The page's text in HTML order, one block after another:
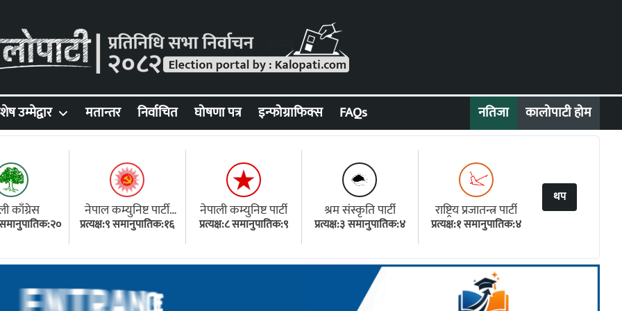
नतिजा कालोपाटी होम
उम्मेद्वार मतान्तर निर्वाचित घोषणा पत्र इन्फोग्राफिक्स FAQs
काँग्रेस
समानुपातिक:२०
नेपाल कम्युनिष्ट पार्टी
(एमाले)
प्रत्यक्ष:९ समानुपातिक:१६
नेपाली कम्युनिष्ट पार्टी
प्रत्यक्ष:८ समानुपातिक:९
श्रम संस्कृति पार्टी
प्रत्यक्ष:३ समानुपातिक:४
राष्ट्रिय प्रजातन्त्र पार्टी
प्रत्यक्ष:१ समानुपातिक:४
थप